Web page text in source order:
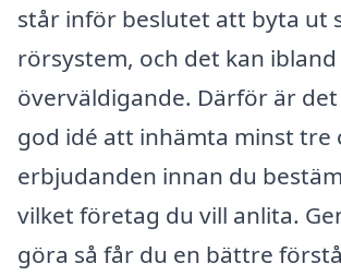
står inför beslutet att byta ut
rörsystem, och det kan ibland
överväldigande. Därför är
god idé att inhämta minst tre
erbjudanden innan du
vilket företag du vill anlita.
göra så får du en bättre